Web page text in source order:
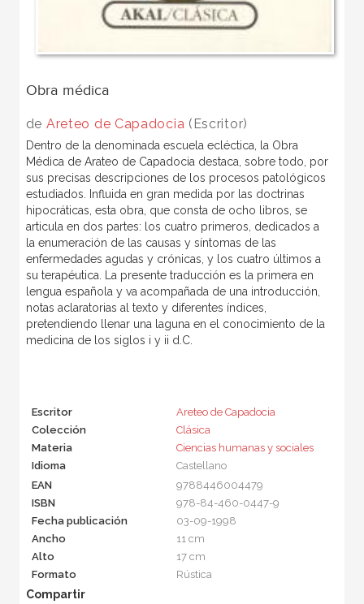
Obra médica
de Areteo de Capadocia (Escritor)
Dentro de la denominada escuela ecléctica, la Obra
Médica de Arateo de Capadocia destaca, sobre todo, por
sus precisas descripciones de los procesos patológicos
estudiados. Influida en gran medida por las doctrinas
hipocráticas, esta obra, que consta de ocho libros, se
articula en dos partes: los cuatro primeros, dedicados a
la enumeración de las causas y síntomas de las
enfermedades agudas y crónicas, y los cuatro últimos a
su terapéutica. La presente traducción es la primera en
lengua española y va acompañada de una introducción,
notas aclaratorias al texto y diferentes índices,
pretendiendo llenar una laguna en el conocimiento de la
medicina de los siglos i y ii d.C.
Escritor
Areteo de Capadocia
Colección
Clásica
Materia
Ciencias humanas y sociales
Idioma
Castellano
EAN
9788446004479
ISBN
978-84-460-0447-9
Fecha publicación
03-09-1998
Ancho
11 cm
Alto
17 cm
Formato
Rústica